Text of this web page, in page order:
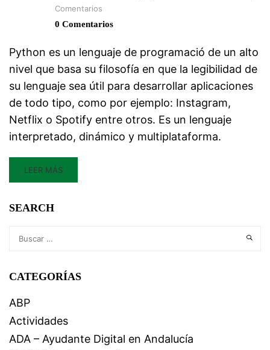
Comentarios
0 Comentarios
Python es un lenguaje de programació de un alto
nivel que basa su filosofía en que la legibilidad de
su lenguaje sea útil para desarrollar aplicaciones
de todo tipo, como por ejemplo: Instagram,
Netflix o Spotify entre otros. Es un lenguaje
interpretado, dinámico y multiplataforma.
LEER MÁS
SEARCH
CATEGORÍAS
ABP
Actividades
ADA – Ayudante Digital en Andalucía